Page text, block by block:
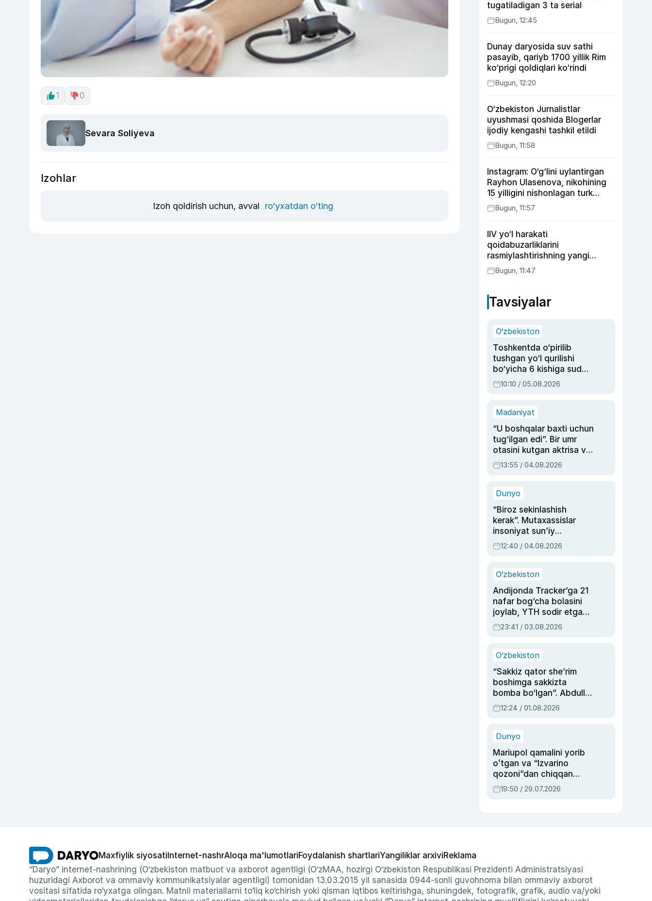
1 0
Sevara Soliyeva
Izohlar
Izoh qoldirish uchun, avval ro‘yxatdan o‘ting
tugatiladigan 3 ta serial
Bugun, 12:45
Dunay daryosida suv sathi
pasayib, qariyb 1700 yillik Rim
ko‘prigi qoldiqlari ko‘rindi
Bugun, 12:20
O‘zbekiston Jurnalistlar
uyushmasi qoshida Blogerlar
ijodiy kengashi tashkil etildi
Bugun, 11:58
Instagram: O‘g‘lini uylantirgan
Rayhon Ulasenova, nikohining
15 yilligini nishonlagan turk
aktyorlari va Kamelot qasriga
sayohat qilgan Zebo Rahimova
Bugun, 11:57
IIV yo‘l harakati
qoidabuzarliklarini
rasmiylashtirishning yangi
tartibini taklif qildi
Bugun, 11:47
Tavsiyalar
O‘zbekiston
Toshkentda o‘pirilib
tushgan yo‘l qurilishi
bo‘yicha 6 kishiga sud
hukmi o‘qildi
10:10 / 05.08.2026
Madaniyat
“U boshqalar baxti uchun
tug‘ilgan edi”. Bir umr
otasini kutgan aktrisa va
dublyaj ustasi Rimma
Ahmedovaning
13:55 / 04.08.2026
Dunyo
“Biroz sekinlashish
kerak”. Mutaxassislar
insoniyat sun’iy
intellektni boshqara
olmay qolishidan xavotir
12:40 / 04.08.2026
O‘zbekiston
Andijonda Tracker’ga 21
nafar bog‘cha bolasini
joylab, YTH sodir etgan
ayolga sud hukmi o‘qildi
23:41 / 03.08.2026
O‘zbekiston
“Sakkiz qator she’rim
boshimga sakkizta
bomba bo‘lgan”. Abdulla
Oripovni siyosiy
ayblovlardan asrab
12:24 / 01.08.2026
Dunyo
Mariupol qamalini yorib
oʻtgan va “Izvarino
qozoni”dan chiqqan
qahramon — Ukraina
armiyasi bosh
19:50 / 29.07.2026
Maxfiylik siyosati Internet-nashrAloqa ma'lumotlariFoydalanish shartlariYangiliklar arxiviReklama
“Daryo” internet-nashrining (O‘zbekiston matbuot va axborot agentligi (O‘zMAA, hozirgi O‘zbekiston Respublikasi Prezidenti Administratsiyasi
huzuridagi Axborot va ommaviy kommunikatsiyalar agentligi) tomonidan 13.03.2015 yil sanasida 0944-sonli guvohnoma bilan ommaviy axborot
vositasi sifatida ro‘yxatga olingan. Matnli materiallarni to‘liq ko‘chirish yoki qisman iqtibos keltirishga, shuningdek, fotografik, grafik, audio va/yoki